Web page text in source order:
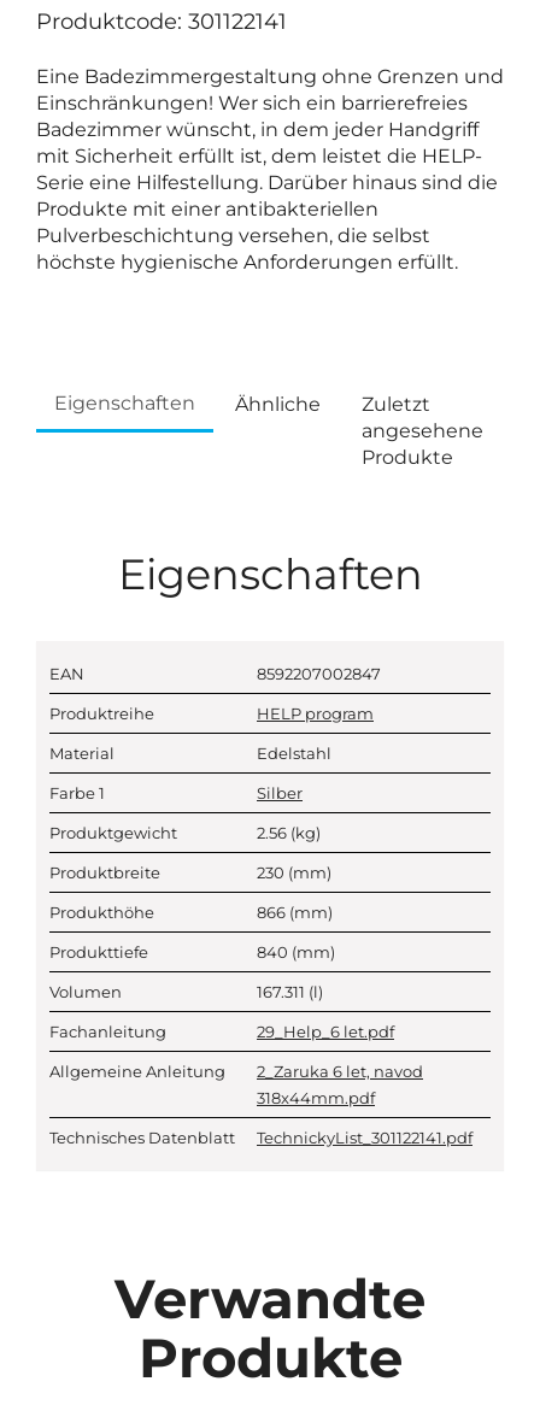
Produktcode: 301122141
Eine Badezimmergestaltung ohne Grenzen und
Einschränkungen! Wer sich ein barrierefreies
Badezimmer wünscht, in dem jeder Handgriff
mit Sicherheit erfüllt ist, dem leistet die HELP-
Serie eine Hilfestellung. Darüber hinaus sind die
Produkte mit einer antibakteriellen
Pulverbeschichtung versehen, die selbst
höchste hygienische Anforderungen erfüllt.
Eigenschaften Ähnliche
Zuletzt
angesehene
Produkte
Eigenschaften
EAN 8592207002847
Produktreihe HELP program
Material Edelstahl
Farbe 1 Silber
Produktgewicht 2.56 (kg)
Produktbreite 230 (mm)
Produkthöhe 866 (mm)
Produkttiefe 840 (mm)
Volumen 167.311 (l)
Fachanleitung 29_Help_6 let.pdf
Allgemeine Anleitung
2_Zaruka 6 let, navod
318x44mm.pdf
Technisches Datenblatt TechnickyList_301122141.pdf
Verwandte
Produkte